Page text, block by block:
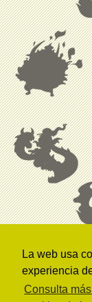
La web usa
experiencia
Consulta